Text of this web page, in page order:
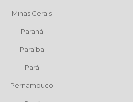
Minas Gerais
Paraná
Paraíba
Pará
Pernambuco